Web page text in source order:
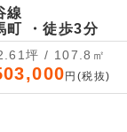
線
小伝馬町 ・徒歩3分
32.61坪 / 107.8㎡
円(税抜)